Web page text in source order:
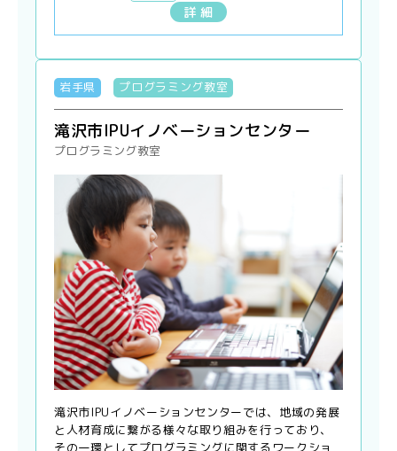
詳 細
岩手県 プログラミング教室
滝沢市IPUイノベーションセンター
プログラミング教室
滝沢市IPUイノベーションセンターでは、地域の発展
と人材育成に繋がる様々な取り組みを行っており、
その一環としてプログラミングに関するワークショ